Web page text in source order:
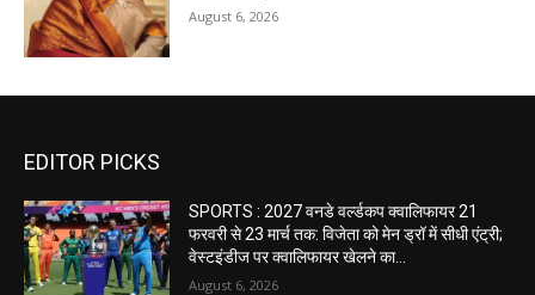
August 6, 2026
EDITOR PICKS
SPORTS : 2027 वनडे वर्ल्डकप क्वालिफायर 21
फरवरी से 23 मार्च तक: विजेता को मेन ड्रॉ में सीधी एंट्री;
वेस्टइंडीज पर क्वालिफायर खेलने का...
August 6, 2026